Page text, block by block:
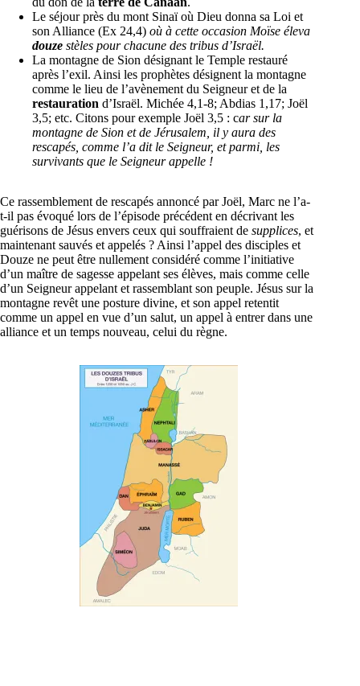
Le séjour près du mont Sinaï où Dieu donna sa Loi et
son Alliance (Ex 24,4) où à cette occasion Moïse éleva
douze stèles pour chacune des tribus d’Israël.
La montagne de Sion désignant le Temple restauré
après l’exil. Ainsi les prophètes désignent la montagne
comme le lieu de l’avènement du Seigneur et de la
restauration d’Israël. Michée 4,1-8; Abdias 1,17; Joël
3,5; etc. Citons pour exemple Joël 3,5 : car sur la
montagne de Sion et de Jérusalem, il y aura des
rescapés, comme l’a dit le Seigneur, et parmi, les
survivants que le Seigneur appelle !
Ce rassemblement de rescapés annoncé par Joël, Marc ne l’a-
t-il pas évoqué lors de l’épisode précédent en décrivant les
guérisons de Jésus envers ceux qui souffraient de supplices, et
maintenant sauvés et appelés ? Ainsi l’appel des disciples et
Douze ne peut être nullement considéré comme l’initiative
d’un maître de sagesse appelant ses élèves, mais comme celle
d’un Seigneur appelant et rassemblant son peuple. Jésus sur la
montagne revêt une posture divine, et son appel retentit
comme un appel en vue d’un salut, un appel à entrer dans une
alliance et un temps nouveau, celui du règne.